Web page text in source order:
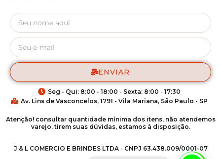
ENVIAR
Seg - Qui: 8:00 - 18:00 - Sexta: 8:00 - 17:30
Av. Lins de Vasconcelos, 1791 - Vila Mariana, São Paulo - SP
Atenção! consultar quantidade mínima dos itens, não atendemos
varejo, tirem suas dúvidas, estamos à disposição.
J & L COMERCIO E BRINDES LTDA - CNPJ 63.438.009/0001-07